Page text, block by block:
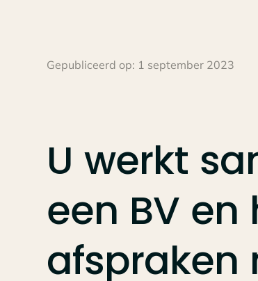
Gepubliceerd op: 1 september 2023
U werkt
een BV en
afspraken